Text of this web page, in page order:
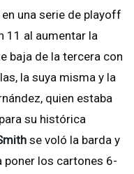
una serie de playoff
11 al aumentar la
baja de la tercera con
la suya misma y la
quien estaba
su histórica
se voló la barda y
poner los cartones 6-